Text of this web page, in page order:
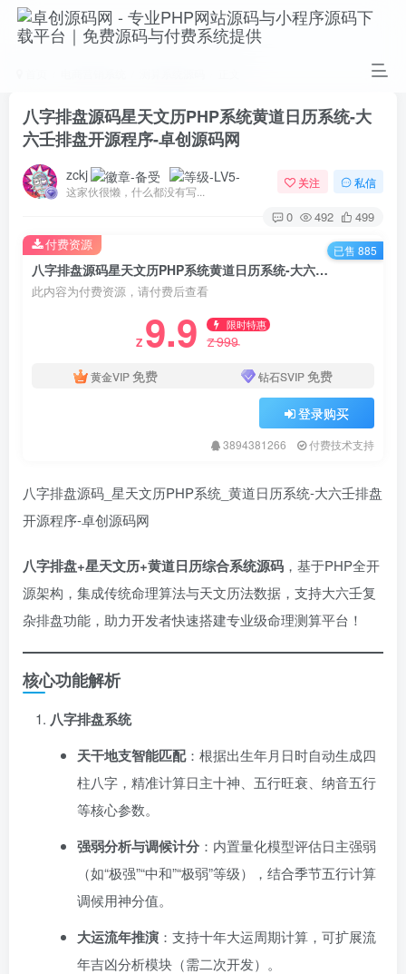
八字排盘源码星天文历PHP系统黄道日历系统-大
六壬排盘开源程序-卓创源码网
zckj
这家伙很懒，什么都没有写...
关注 私信
0 492 499
八字排盘源码星天文历PHP系统黄道日历系统-大六壬排盘开源程序-卓创源码网
此内容为付费资源，请付费后查看
Z 9.9 限时特惠
Z999
黄金VIP免费 钻石SVIP免费
登录购买
3894381266 付费技术支持
付费资源 已售 885
八字排盘源码_星天文历PHP系统_黄道日历系统-大六壬排盘
开源程序-卓创源码网
八字排盘+星天文历+黄道日历综合系统源码 ，基于PHP全开
源架构，集成传统命理算法与天文历法数据，支持大六壬复
杂排盘功能，助力开发者快速搭建专业级命理测算平台！
核心功能解析
八字排盘系统
天干地支智能匹配：根据出生年月日时自动生成四
柱八字，精准计算日主十神、五行旺衰、纳音五行
等核心参数。
强弱分析与调候计分 ：内置量化模型评估日主强弱
（如“极强”“中和”“极弱”等级），结合季节五行计算
调候用神分值。
大运流年推演 ：支持十年大运周期计算，可扩展流
年吉凶分析模块（需二次开发）。